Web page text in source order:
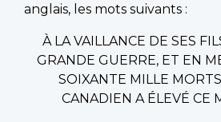
anglais, les mots suivants :
À LA VAILLANCE DE SES
GRANDE GUERRE, ET EN
SOIXANTE MILLE
CANADIEN A ÉLEVÉ CE